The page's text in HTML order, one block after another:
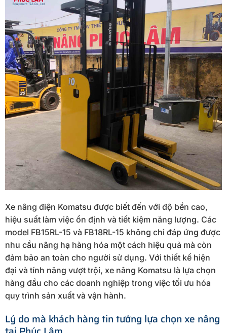
Xe nâng điện Komatsu được biết đến với độ bền cao,
hiệu suất làm việc ổn định và tiết kiệm năng lượng. Các
model FB15RL-15 và FB18RL-15 không chỉ đáp ứng được
nhu cầu nâng hạ hàng hóa một cách hiệu quả mà còn
đảm bảo an toàn cho người sử dụng. Với thiết kế hiện
đại và tính năng vượt trội, xe nâng Komatsu là lựa chọn
hàng đầu cho các doanh nghiệp trong việc tối ưu hóa
quy trình sản xuất và vận hành.
Lý do mà khách hàng tin tưởng lựa chọn xe nâng